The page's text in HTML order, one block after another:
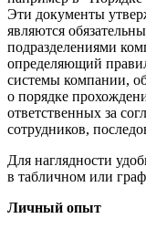
Эти документы
являются
подразделениями
определяющий
системы компании,
о порядке
ответственных за
сотрудников,
Для наглядности
в табличном или
Личный опыт